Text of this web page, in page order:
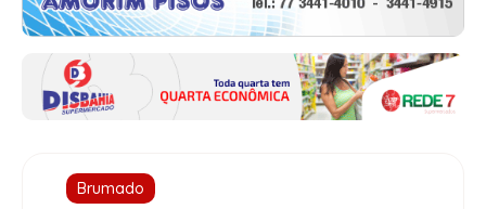
Brumado